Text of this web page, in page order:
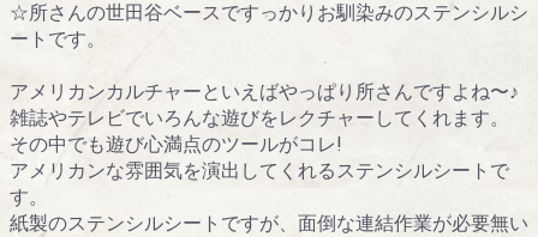
☆所さんの世田谷ベースですっかりお馴染みのステンシルシ
ートです。
アメリカンカルチャーといえばやっぱり所さんですよね〜♪
雑誌やテレビでいろんな遊びをレクチャーしてくれます。
その中でも遊び心満点のツールがコレ!
アメリカンな雰囲気を演出してくれるステンシルシートで
す。
紙製のステンシルシートですが、面倒な連結作業が必要無い